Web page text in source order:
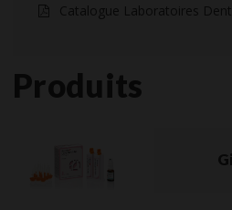
Catalogue Laboratoires
Produits